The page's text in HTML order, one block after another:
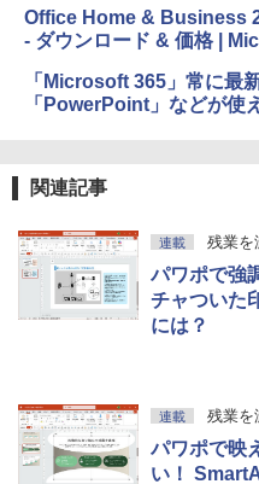
Office Home & Business
- ダウンロード & 価格 |
「Microsoft 365」常に最
「PowerPoint」などが使
関連記事
連載 残業を
パワポで強
チャついた
には？
連載 残業を
パワポで映
い！